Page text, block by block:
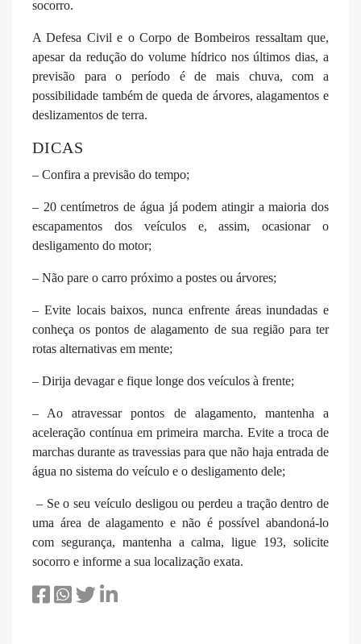
socorro.
A Defesa Civil e o Corpo de Bombeiros ressaltam que,
apesar da redução do volume hídrico nos últimos dias, a
previsão para o período é de mais chuva, com a
possibilidade também de queda de árvores, alagamentos e
deslizamentos de terra.
DICAS
– Confira a previsão do tempo;
– 20 centímetros de água já podem atingir a maioria dos
escapamentos dos veículos e, assim, ocasionar o
desligamento do motor;
– Não pare o carro próximo a postes ou árvores;
– Evite locais baixos, nunca enfrente áreas inundadas e
conheça os pontos de alagamento de sua região para ter
rotas alternativas em mente;
– Dirija devagar e fique longe dos veículos à frente;
– Ao atravessar pontos de alagamento, mantenha a
aceleração contínua em primeira marcha. Evite a troca de
marchas durante as travessias para que não haja entrada de
água no sistema do veículo e o desligamento dele;
– Se o seu veículo desligou ou perdeu a tração dentro de
uma área de alagamento e não é possível abandoná-lo
com segurança, mantenha a calma, ligue 193, solicite
socorro e informe a sua localização exata.